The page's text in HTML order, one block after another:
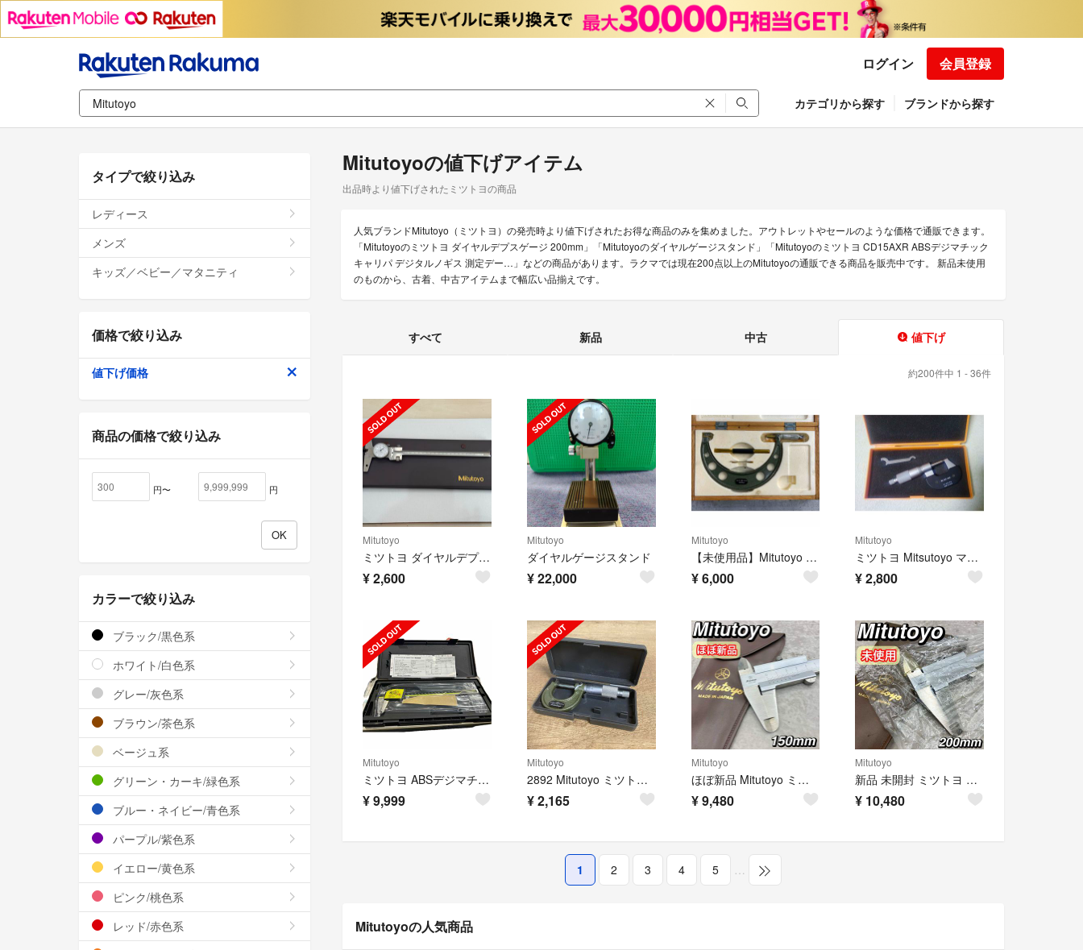
ログイン 会員登録
カテゴリから探す ブランドから探す
Mitutoyoの値下げアイテム
出品時より値下げされたミツトヨの商品
人気ブランドMitutoyo（ミツトヨ）の発売時より値下げされたお得な商品のみを集めました。アウトレットやセールのような価格で通販できます。
「Mitutoyoのミツトヨ ダイヤルデプスゲージ 200mm」「Mitutoyoのダイヤルゲージスタンド」「Mitutoyoのミツトヨ CD15AXR ABSデジマチック
キャリパ デジタルノギス 測定デー…」などの商品があります。ラクマでは現在200点以上のMitutoyoの通販できる商品を販売中です。 新品未使用
のものから、古着、中古アイテムまで幅広い品揃えです。
すべて 新品 中古 値下げ
約200件中 1 - 36件
Mitutoyo
ミツトヨ ダイヤルデプスゲージ 200mm
¥2,600
Mitutoyo
ダイヤルゲージスタンド
¥22,000
Mitutoyo
【未使用品】Mitutoyo マイクロメーター150-175mm ケース付き
¥6,000
Mitutoyo
ミツトヨ Mitsutoyo マイクロメーター M450-25
¥2,800
Mitutoyo
ミツトヨ ABSデジマチックキャリパ CD20AXW
¥9,999
Mitutoyo
2892 Mitutoyo ミツトヨ マイクロメーター 0-25mm 測定/M1
¥2,165
Mitutoyo
ほぼ新品 Mitutoyo ミツトヨ ノギス 150mm 15cm 高精度
¥9,480
Mitutoyo
新品 未開封 ミツトヨ Mitutoyo ノギス 200mm 20cm 精密測定
¥ 10,480
1 2 3 4 5 …
Mitutoyoの人気商品
タイプで絞り込み
レディース
メンズ
キッズ／ベビー／マタニティ
価格で絞り込み
値下げ価格
商品の価格で絞り込み
円〜 円
カラーで絞り込み
ブラック/黒色系
ホワイト/白色系
グレー/灰色系
ブラウン/茶色系
ベージュ系
グリーン・カーキ/緑色系
ブルー・ネイビー/青色系
パープル/紫色系
イエロー/黄色系
ピンク/桃色系
レッド/赤色系